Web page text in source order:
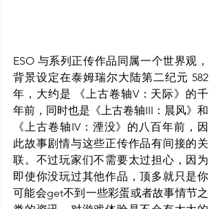
ESO 与系列正传作品同属一个世界观，
背景设定在泰姆瑞尔大陆第二纪元 582
年，大约是 《上古卷轴V：天际》的千
年前，同时也是《上古卷轴III：晨风》和
《上古卷轴IV：湮没》的八百年前，因
此故事剧情与这些正传作品有间接的关
联。不过玩家们不需要太过担心，因为
即使你没玩过其他作品，顶多就只是你
可能会get不到一些彩蛋或者故事情节之